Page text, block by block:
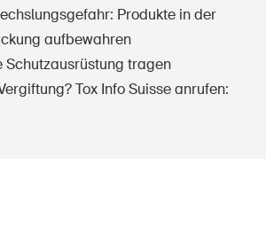
Produkte in der
aufbewahren
Schutzausrüstung tragen
Tox Info Suisse anrufen: